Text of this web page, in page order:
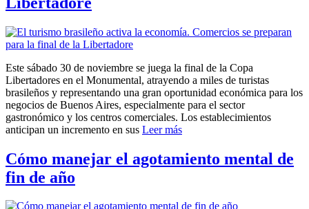
Este sábado 30 de noviembre se juega la final de la Copa
Libertadores en el Monumental, atrayendo a miles de turistas
brasileños y representando una gran oportunidad económica para los
negocios de Buenos Aires, especialmente para el sector
gastronómico y los centros comerciales. Los establecimientos
anticipan un incremento en sus Leer más
Cómo manejar el agotamiento mental de
fin de año